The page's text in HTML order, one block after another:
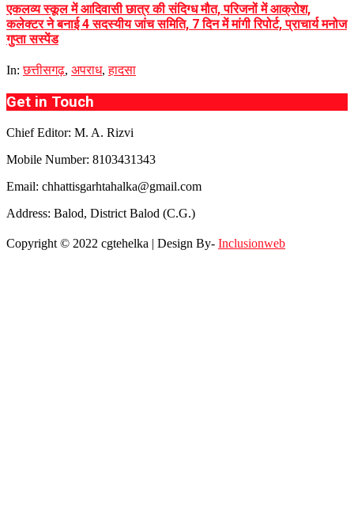
एकलव्य स्कूल में आदिवासी छात्र की संदिग्ध मौत, परिजनों में आक्रोश,
कलेक्टर ने बनाई 4 सदस्यीय जांच समिति, 7 दिन में मांगी रिपोर्ट, प्राचार्य मनोज
गुप्ता सस्पेंड
In: छत्तीसगढ़, अपराध,हादसा
Get in Touch
Chief Editor: M. A. Rizvi
Mobile Number: 8103431343
Email: chhattisgarhtahalka@gmail.com
Address: Balod, District Balod (C.G.)
Copyright © 2022 cgtehelka | Design By- Inclusionweb